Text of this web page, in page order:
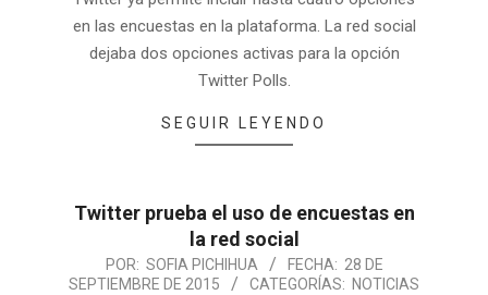
en las encuestas en la plataforma. La red social
dejaba dos opciones activas para la opción
Twitter Polls.
SEGUIR LEYENDO
Twitter prueba el uso de encuestas en
la red social
POR: SOFIA PICHIHUA FECHA: 28 DE
SEPTIEMBRE DE 2015
CATEGORÍAS: NOTICIAS